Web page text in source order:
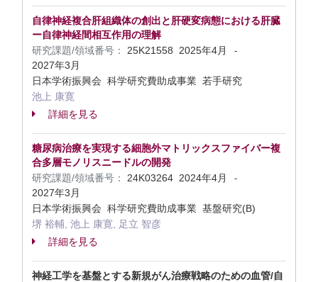
自律神経複合肝組織体の創出と肝硬変病態における肝臓
ー自律神経間相互作用の理解
研究課題/領域番号：
25K21558 2025年4月 -
2027年3月
日本学術振興会 科学研究費助成事業 若手研究
池上 康寛
詳細を見る
糖尿病治療を実現する細胞外マトリックスファイバー複
合多層モノリスニードルの開発
研究課題/領域番号：
24K03264 2024年4月 -
2027年3月
日本学術振興会 科学研究費助成事業 基盤研究(B)
堺 裕輔, 池上 康寛, 足立 智彦
詳細を見る
神経工学を基盤とする新規がん治療戦略のための血管/自